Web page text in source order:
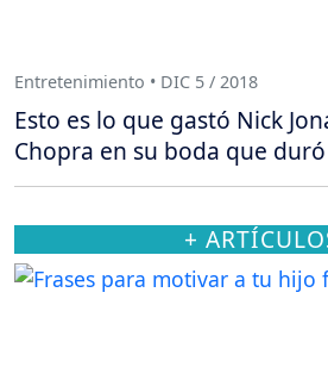
Entretenimiento • DIC 5 / 2018
Esto es lo que gastó Nick
Chopra en su boda que
+